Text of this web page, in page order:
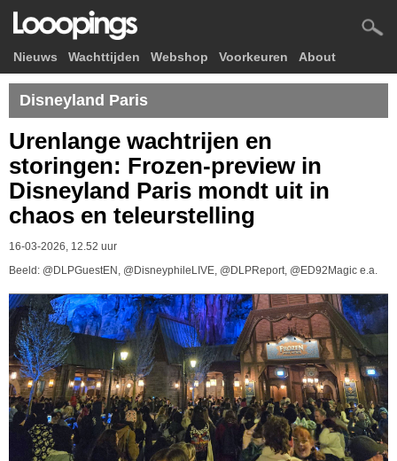
Nieuws Wachttijden Webshop Voorkeuren About
Disneyland Paris
Urenlange wachtrijen en
storingen: Frozen-preview in
Disneyland Paris mondt uit in
chaos en teleurstelling
16-03-2026, 12.52 uur
Beeld: @DLPGuestEN, @DisneyphileLIVE, @DLPReport, @ED92Magic e.a.